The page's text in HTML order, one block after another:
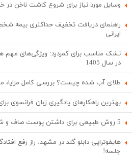
وسایل مورد نیاز برای شروع کاشت ناخن در
راهنمای دریافت تخفیف حداکثری بیمه
ایرانی
تشک مناسب برای کمردرد: ویژگی‌های مهم
در سال 1405
طلای آب شده چیست؟ بررسی کامل مزایا،
بهترین راهکارهای یادگیری زبان فرانسوی
5 روش طبیعی برای داشتن پوست صاف و شفاف
هایفوتراپی دابلو گلد در مشهد: راز رفع
جلسه!